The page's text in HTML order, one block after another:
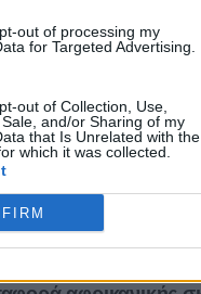
out of processing my
for Targeted Advertising.
out of Collection, Use,
and/or Sharing of my
that Is Unrelated with the
which it was collected.